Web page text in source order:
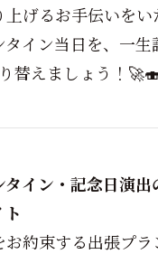
げるお手伝いをい
タイン当日を、一
替えましょう！
イン・記念日演
お約束する出張プ